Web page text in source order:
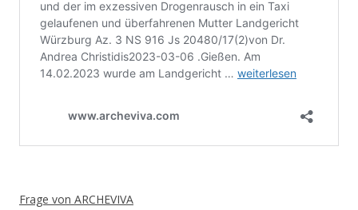
Frage von ARCHEVIVA